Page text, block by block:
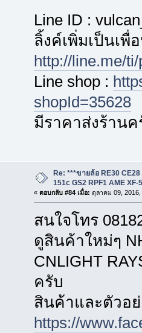
Line ID :
ลิ้งค์เพิ่มเป็นเพื่
http://line.me/
Line shop :
shopId=35628
มีราคาส่งร้านค
Re: ***ขายล้อ RE30 CE28
151c GS2 RPF1 AME XF-
« ตอบกลับ #84 เมื่อ: ตุลาคม 09, 2016,
สนใจโทร
ดูสินค้าใหม่ๆ
CNLIGHT
ครับ
สินค้าและตัวอ
https://